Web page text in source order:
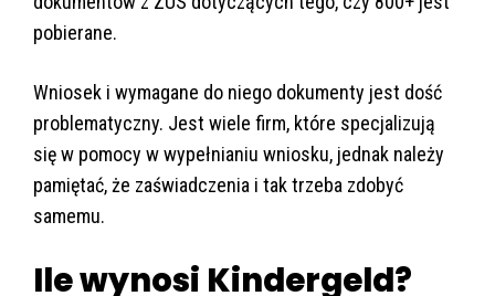
pobierane.
Wniosek i wymagane do niego dokumenty jest dość
problematyczny. Jest wiele firm, które specjalizują
się w pomocy w wypełnianiu wniosku, jednak należy
pamiętać, że zaświadczenia i tak trzeba zdobyć
samemu.
Ile wynosi Kindergeld?